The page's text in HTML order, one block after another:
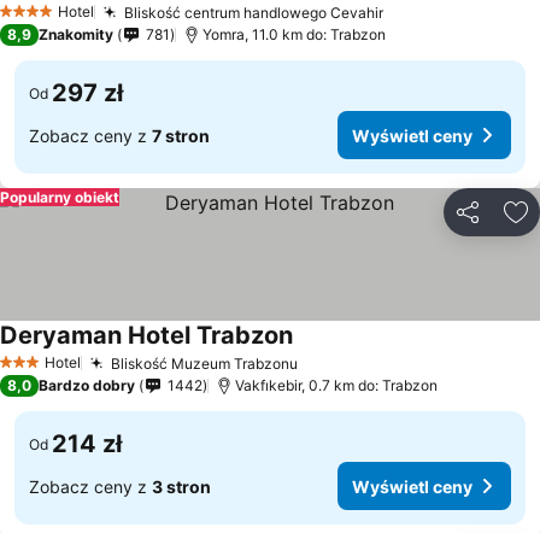
4 KategoriaHotel Bliskość centrum handlowego Cevahir
8,9 Znakomity 781 Yomra, 11.0 km do: Trabzon
Od 297 zł
Zobacz ceny z 7 stron Wyświetl ceny
Popularny obiekt
3 Kategoria
Hotel Bliskość Muzeum Trabzonu
Deryaman Hotel Trabzon
8,0 Bardzo dobry 1442 Vakfıkebir, 0.7 km do: Trabzon
Od 214 zł
Zobacz ceny z 3 stron Wyświetl ceny